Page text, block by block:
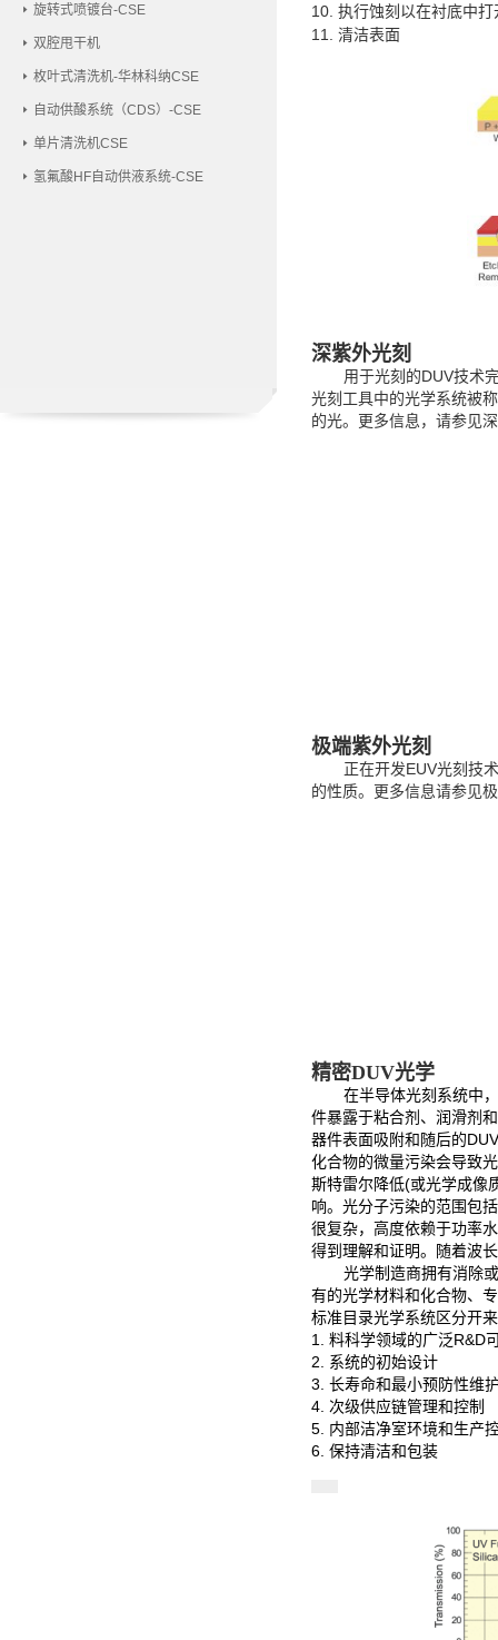
旋转式喷镀台-CSE
双腔甩干机
枚叶式清洗机-华林科纳CSE
自动供酸系统（CDS）-CSE
单片清洗机CSE
氢氟酸HF自动供液系统-CSE
10. 执行蚀刻以在衬底中
11. 清洁表面
深紫外光刻
用于光刻的DUV技术
光刻工具中的光学系统被
的光。更多信息，请参见
极端紫外光刻
正在开发EUV光刻技
的性质。更多信息请参见
精密DUV光学
在半导体光刻系统中
件暴露于粘合剂、润滑剂
器件表面吸附和随后的
化合物的微量污染会导致
斯特雷尔降低(或光学成像
响。光分子污染的范围包
很复杂，高度依赖于功率
得到理解和证明。随着波
光学制造商拥有消除
有的光学材料和化合物、
标准目录光学系统区分开
1. 料科学领域的广泛R&D
2. 系统的初始设计
3. 长寿命和最小预防性维
4. 次级供应链管理和控制
5. 内部洁净室环境和生产
6. 保持清洁和包装